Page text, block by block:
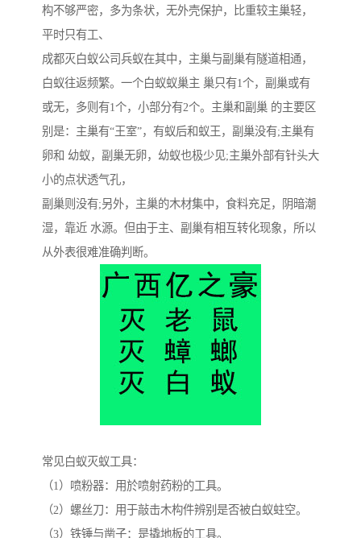
构不够严密，多为条状，无外壳保护，比重较主巢轻，
平时只有工、
成都灭白蚁公司兵蚁在其中，主巢与副巢有隧道相通，
白蚁往返频繁。一个白蚁蚁巢主 巢只有1个，副巢或有
或无，多则有1个，小部分有2个。主巢和副巢 的主要区
别是：主巢有“王室”，有蚁后和蚁王，副巢没有;主巢有
卵和 幼蚁，副巢无卵，幼蚁也极少见;主巢外部有针头大
小的点状透气孔，
副巢则没有;另外，主巢的木材集中，食料充足，阴暗潮
湿，靠近 水源。但由于主、副巢有相互转化现象，所以
从外表很难准确判断。
常见白蚁灭蚁工具：
（1）喷粉器：用於喷射药粉的工具。
（2）螺丝刀：用于敲击木构件辨别是否被白蚁蛀空。
（3）铁锤与凿子：是撬地板的工具。